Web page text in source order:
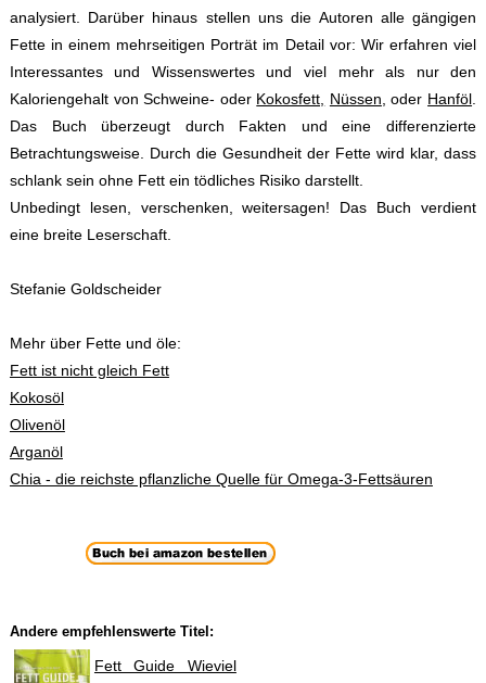
analysiert. Darüber hinaus stellen uns die Autoren alle gängigen
Fette in einem mehrseitigen Porträt im Detail vor: Wir erfahren viel
Interessantes und Wissenswertes und viel mehr als nur den
Kaloriengehalt von Schweine- oder Kokosfett, Nüssen , oder Hanföl
Das Buch überzeugt durch Fakten und eine differenzierte
Betrachtungsweise. Durch die Gesundheit der Fette wird klar, dass
schlank sein ohne Fett ein tödliches Risiko darstellt.
Unbedingt lesen, verschenken, weitersagen! Das Buch verdient
eine breite Leserschaft.
Stefanie Goldscheider
Mehr über Fette und öle:
Fett ist nicht gleich Fett
Kokosöl
Olivenöl
Arganöl
Chia - die reichste pflanzliche Quelle für Omega-3-Fettsäuren
Andere empfehlenswerte Titel:
Fett Guide Wieviel